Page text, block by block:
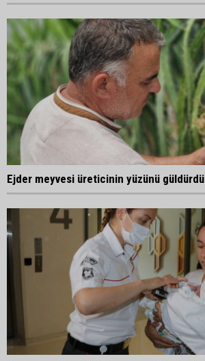
Ejder meyvesi üreticinin yüzünü güldürdü